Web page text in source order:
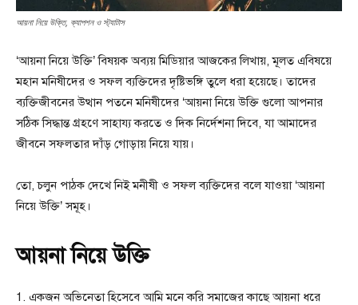
আয়না নিয়ে উক্তি, ক্যাপশন ও স্ট্যাটাস
‘আয়না নিয়ে উক্তি’ বিষয়ক অব্যয় মিডিয়ার আজকের লিখায়, মূলত এবিষয়ে
মহান মনিষীদের ও সফল ব্যক্তিদের দৃষ্টিভঙ্গি তুলে ধরা হয়েছে। তাদের
ব্যক্তিজীবনের উত্থান পতনে মনিষীদের ‘আয়না নিয়ে উক্তি গুলো আপনার
সঠিক সিদ্ধান্ত গ্রহণে সাহায্য করতে ও দিক নির্দেশনা দিবে, যা আমাদের
জীবনে সফলতার দাঁড় গোড়ায় নিয়ে যায়।
তো, চলুন পাঠক দেখে নিই মনীষী ও সফল ব্যক্তিদের বলে যাওয়া ‘আয়না
নিয়ে উক্তি’ সমূহ।
আয়না নিয়ে উক্তি
1. একজন অভিনেতা হিসেবে আমি মনে করি সমাজের কাছে আয়না ধরে